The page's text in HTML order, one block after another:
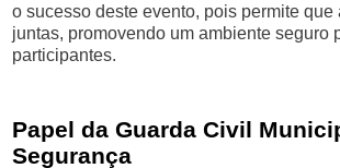
o sucesso deste evento, pois permite que
juntas, promovendo um ambiente seguro
participantes.
Papel da Guarda Civil
Segurança